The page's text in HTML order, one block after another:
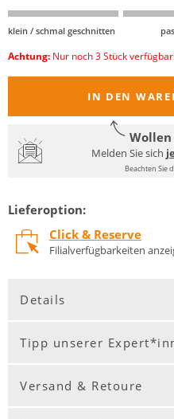
klein / schmal geschnitten
Achtung: Nur noch 3 Stück
IN DEN
Wollen
Melden Sie sich
Beachten Sie
Lieferoption:
Click & Reserve
Filialverfügbarkeiten
Details
Tipp unserer
Versand & Retoure